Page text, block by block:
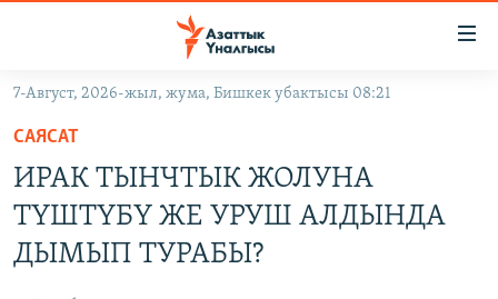
Навигацияга
өтүңүз
Издөөгө
салыңыз
САЯСАТ
ДҮЙНӨ
УКРАИНА
7-Август, 2026-жыл, жума, Бишкек убактысы 08:21
САЯСАТ
ИРАК ТЫНЧТЫК ЖОЛУНА
ТҮШТҮБҮ ЖЕ УРУШ АЛДЫНДА
ДЫМЫП ТУРАБЫ?